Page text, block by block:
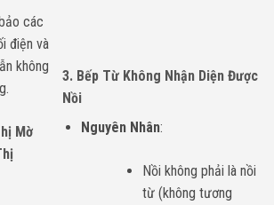
các
điện và
không
Mờ
3. Bếp Từ Không Nhận Diện Được
Nồi
Nguyên Nhân:
Nồi không phải là nồi
từ (không tương